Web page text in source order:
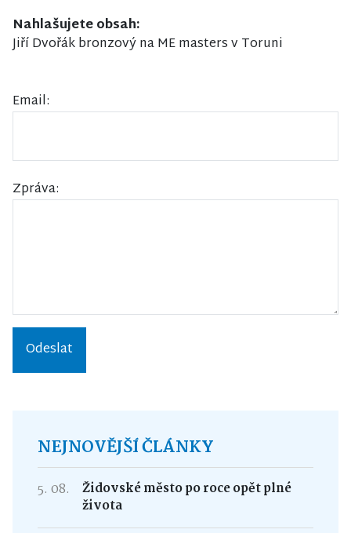
Nahlašujete obsah:
Jiří Dvořák bronzový na ME masters v Toruni
Email:
Zpráva:
Odeslat
NEJNOVĚJŠÍ ČLÁNKY
5. 08.
Židovské město po roce opět plné
života